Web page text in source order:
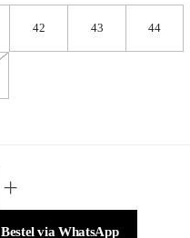
42 43 44
Bestel via WhatsApp